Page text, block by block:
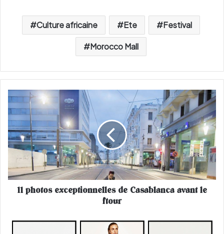
Culture africaine Ete Festival
Morocco Mall
1
1
p
h
o
t
s
e
p
11 photos exceptionnelles de Casablanca avant le
ftour
D